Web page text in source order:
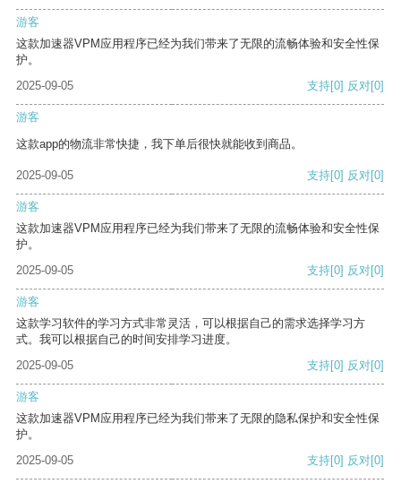
游客
这款加速器VPM应用程序已经为我们带来了无限的流畅体验和安全性保
护。
2025-09-05
支持[0] 反对[0]
游客
这款app的物流非常快捷，我下单后很快就能收到商品。
2025-09-05 支持[0] 反对[0]
游客
这款加速器VPM应用程序已经为我们带来了无限的流畅体验和安全性保
护。
2025-09-05
支持[0] 反对[0]
游客
这款学习软件的学习方式非常灵活，可以根据自己的需求选择学习方
式。我可以根据自己的时间安排学习进度。
2025-09-05
支持[0] 反对[0]
游客
这款加速器VPM应用程序已经为我们带来了无限的隐私保护和安全性保
护。
2025-09-05
支持[0] 反对[0]